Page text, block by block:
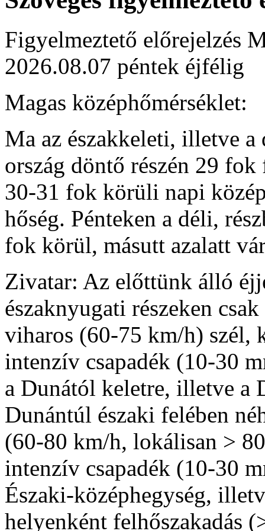
Figyelmeztető előrejelzés
2026.08.07 péntek éjfélig
Magas középhőmérséklet:
Ma az északkeleti, illetve
ország döntő részén 29
30-31 fok körüli napi
hőség. Pénteken a déli,
fok körül, másutt azalatt
Zivatar: Az előttünk álló
északnyugati részeken
viharos (60-75 km/h) szél,
intenzív csapadék (10-30
a Dunától keletre, illetve a
Dunántúl északi felében
(60-80 km/h, lokálisan >
intenzív csapadék (10-30
Északi-középhegység,
helyenként felhőszakadás